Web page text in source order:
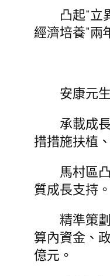
凸起“立
經濟培養”兩
安康元
承載成
措措施扶植
馬村區
質成長支持。
精準策
算內資金、
億元。